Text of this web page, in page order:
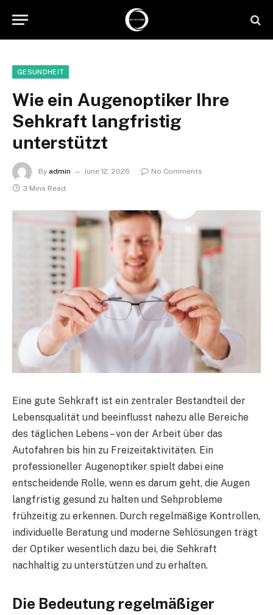
GESUNDHEIT
Wie ein Augenoptiker Ihre
Sehkraft langfristig
unterstützt
By admin June 12, 2026
No Comments
3 Mins Read
Eine gute Sehkraft ist ein zentraler Bestandteil der
Lebensqualität und beeinflusst nahezu alle Bereiche
des täglichen Lebens – von der Arbeit über das
Autofahren bis hin zu Freizeitaktivitäten. Ein
professioneller Augenoptiker spielt dabei eine
entscheidende Rolle, wenn es darum geht, die Augen
langfristig gesund zu halten und Sehprobleme
frühzeitig zu erkennen. Durch regelmäßige Kontrollen,
individuelle Beratung und moderne Sehlösungen trägt
der Optiker wesentlich dazu bei, die Sehkraft
nachhaltig zu unterstützen und zu erhalten.
Die Bedeutung regelmäßiger